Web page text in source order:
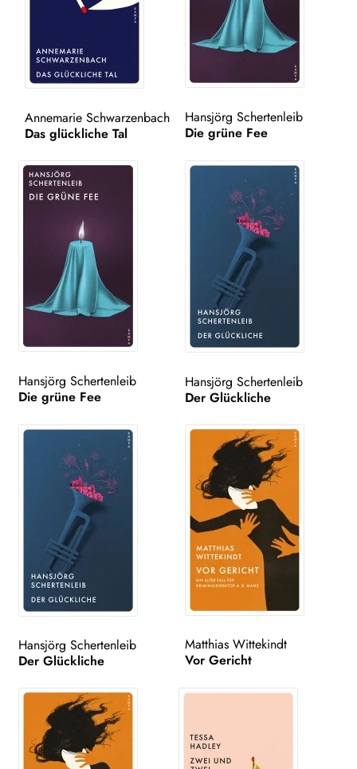
WEITERE VERLAGE
Search:
Annemarie Schwarzenbach
Das glückliche Tal
Hansjörg Schertenleib
Die grüne Fee
Hansjörg Schertenleib
Die grüne Fee
Hansjörg Schertenleib
Der Glückliche
Hansjörg Schertenleib
Der Glückliche
Matthias Wittekindt
Vor Gericht